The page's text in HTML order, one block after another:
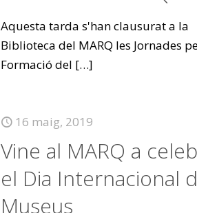
Aquesta tarda s'han clausurat a la
Biblioteca del MARQ les Jornades
Formació del […]
16 maig, 2019
Vine al MARQ a
el Dia Internacional
Museus